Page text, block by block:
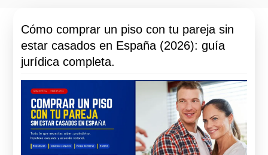
Cómo comprar un piso con tu pareja sin
estar casados en España (2026): guía
jurídica completa.